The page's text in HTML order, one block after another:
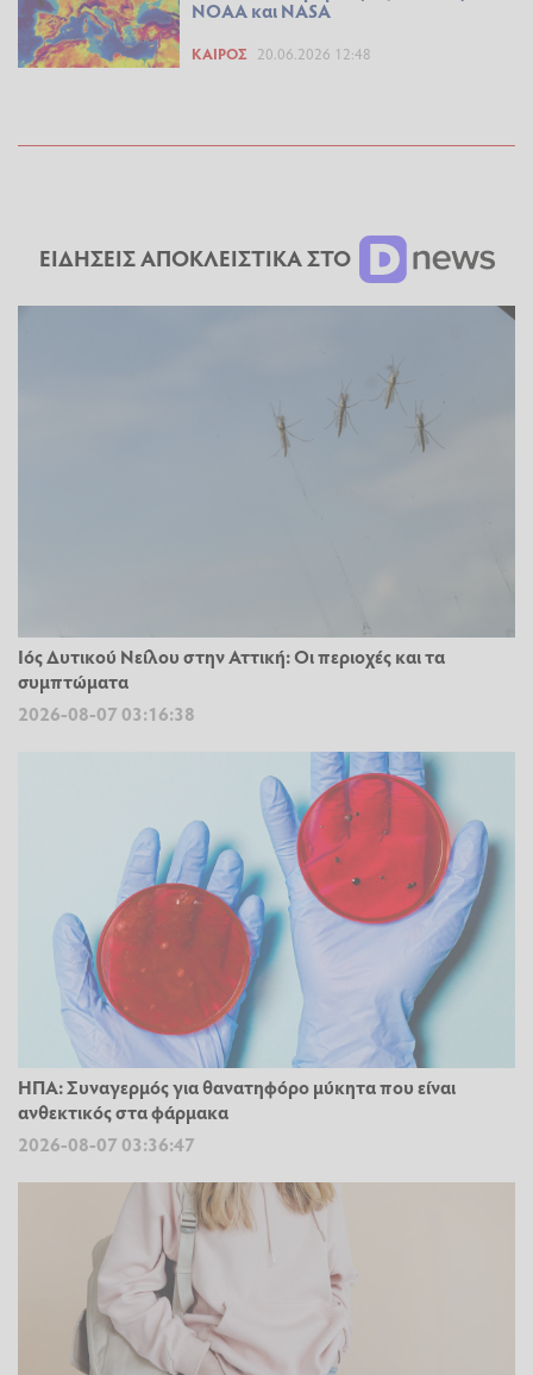
NOAA και NASA
ΚΑΙΡΌΣ 20.06.2026 12:48
ΕΙΔΗΣΕΙΣ ΑΠΟΚΛΕΙΣΤΙΚΑ ΣΤΟ
Ιός Δυτικού Νείλου στην Αττική: Οι περιοχές και τα
συμπτώματα
2026-08-07 03:16:38
ΗΠΑ: Συναγερμός για θανατηφόρο μύκητα που είναι
ανθεκτικός στα φάρμακα
2026-08-07 03:36:47